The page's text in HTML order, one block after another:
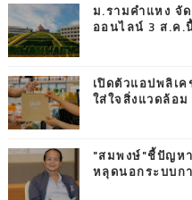
ม.รามคำแหง จั
ออนไลน์ 3 ส.ค.
เปิดตัวแอปพลิเ
ใส่ใจสิ่งแวดล้อม
"สมพงษ์"ชี้ปัญหา
หลุดนอกระบบก